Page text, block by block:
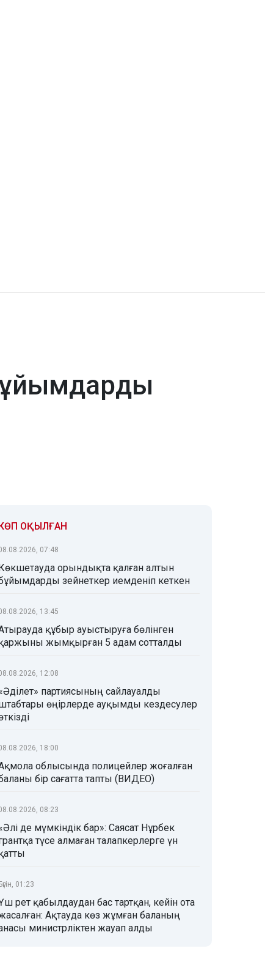
КӨП ОҚЫЛҒАН
07:48
Көкшетауда орындықта қалған алтын
зейнеткер иемденіп кеткен
13:45
құбыр ауыстыруға бөлінген
жымқырған 5 адам сотталды
12:08
партиясының сайлауалды
өңірлерде ауқымды кездесулер
18:00
облысында полицейлер жоғалған
бір сағатта тапты (ВИДЕО)
08:23
де мүмкіндік бар»: Саясат Нұрбек
түсе алмаған талапкерлерге үн
Бүгін, 01:23
рет қабылдаудан бас тартқан, кейін ота
Ақтауда көз жұмған баланың
министрліктен жауап алды